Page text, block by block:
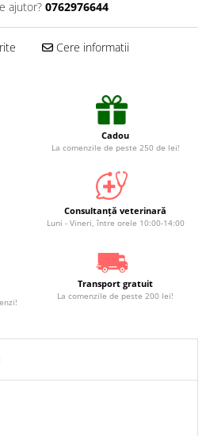
și
ajutor? 0762976644
Cere informatii
Cadou
La comenzile de peste 250 de lei!
Consultanță veterinară
Luni - Vineri, între orele 10:00-14:00
Transport gratuit
La comenzile de peste 200 lei!